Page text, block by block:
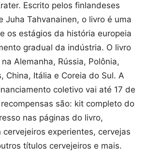
Escrito pelos finlandeses
Juha Tahvanainen, o livro é uma
os estágios da história europeia
gradual da indústria. O livro
Alemanha, Rússia, Polônia,
China, Itália e Coreia do Sul. A
coletivo vai até 17 de
são: kit completo do
nas páginas do livro,
cervejeiros experientes, cervejas
títulos cervejeiros e mais.